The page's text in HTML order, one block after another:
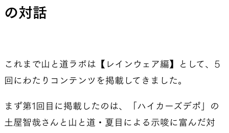
の対話
これまで山と道ラボは【レインウェア編】として、5
回にわたりコンテンツを掲載してきました。
まず第1回目に掲載したのは、「ハイカーズデポ」の
土屋智哉さんと山と道・夏目による示唆に富んだ対